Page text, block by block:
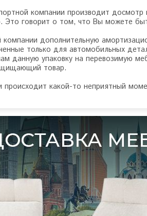
компании производит
говорит о том, что Вы можете
дополнительную
только для автомобильных
данную упаковку на перевозимую
товар.
какой-то неприятный